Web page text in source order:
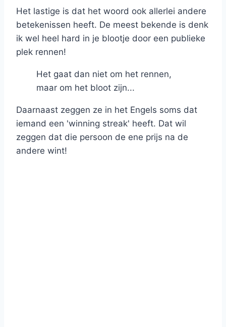
Het lastige is dat het woord ook allerlei andere
betekenissen heeft. De meest bekende is denk
ik wel heel hard in je blootje door een publieke
plek rennen!
Het gaat dan niet om het rennen,
maar om het bloot zijn...
Daarnaast zeggen ze in het Engels soms dat
iemand een 'winning streak' heeft. Dat wil
zeggen dat die persoon de ene prijs na de
andere wint!